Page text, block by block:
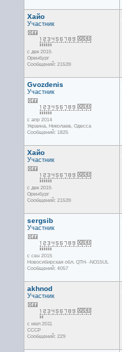
Хайо
Участник
с дек 2015
Оренбург
Сообщений: 21539
Gvozdenis
Участник
с апр 2014
Украина, Николаев, Одесса
Сообщений: 1825
Хайо
Участник
с дек 2015
Оренбург
Сообщений: 21539
sergsib
Участник
с сен 2015
Новосибирская обл. QTH- -NO15UL
Сообщений: 4057
akhnod
Участник
с июл 2011
CCCP
Сообщений: 229